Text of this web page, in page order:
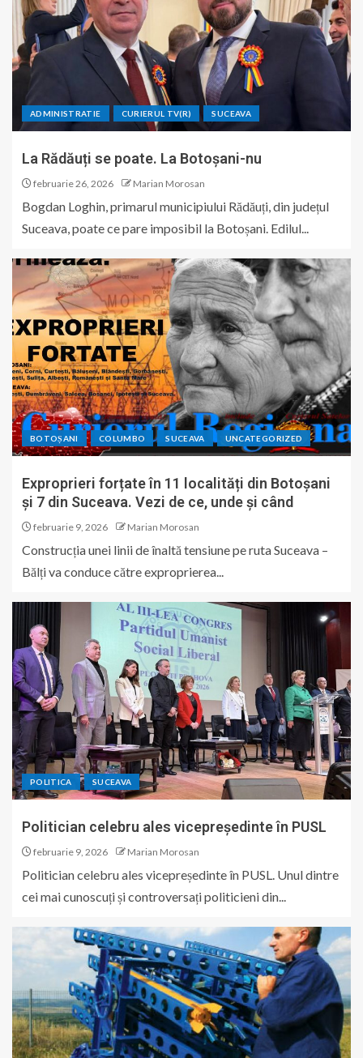
ADMINISTRATIE CURIERUL TV(R) SUCEAVA
La Rădăuți se poate. La Botoșani-nu
februarie 26, 2026 Marian Morosan
Bogdan Loghin, primarul municipiului Rădăuți, din județul
Suceava, poate ce pare imposibil la Botoșani. Edilul...
BOTOȘANI COLUMBO SUCEAVA UNCATEGORIZED
Exproprieri forțate în 11 localități din Botoșani
și 7 din Suceava. Vezi de ce, unde și când
februarie 9, 2026 Marian Morosan
Construcția unei linii de înaltă tensiune pe ruta Suceava –
Bălți va conduce către exproprierea...
POLITICA SUCEAVA
Politician celebru ales vicepreședinte în PUSL
februarie 9, 2026 Marian Morosan
Politician celebru ales vicepreședinte în PUSL. Unul dintre
cei mai cunoscuți și controversați politicieni din...